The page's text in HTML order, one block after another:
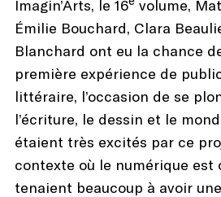
Imagin’Arts, le 16 volume,
Émilie Bouchard, Clara
Blanchard ont eu la chance
première expérience de
littéraire, l’occasion de se
l’écriture, le dessin et le
étaient très excités par ce
contexte où le numérique est
tenaient beaucoup à avoir